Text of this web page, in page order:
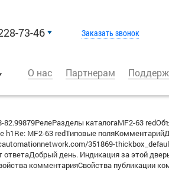
73-46 Заказать звонок
О нас Партнерам
каталогаMF2-63
h1Re: MF2-63 redТиповые
351869-
день. Индикация за этой
комментарияСвойства публикации